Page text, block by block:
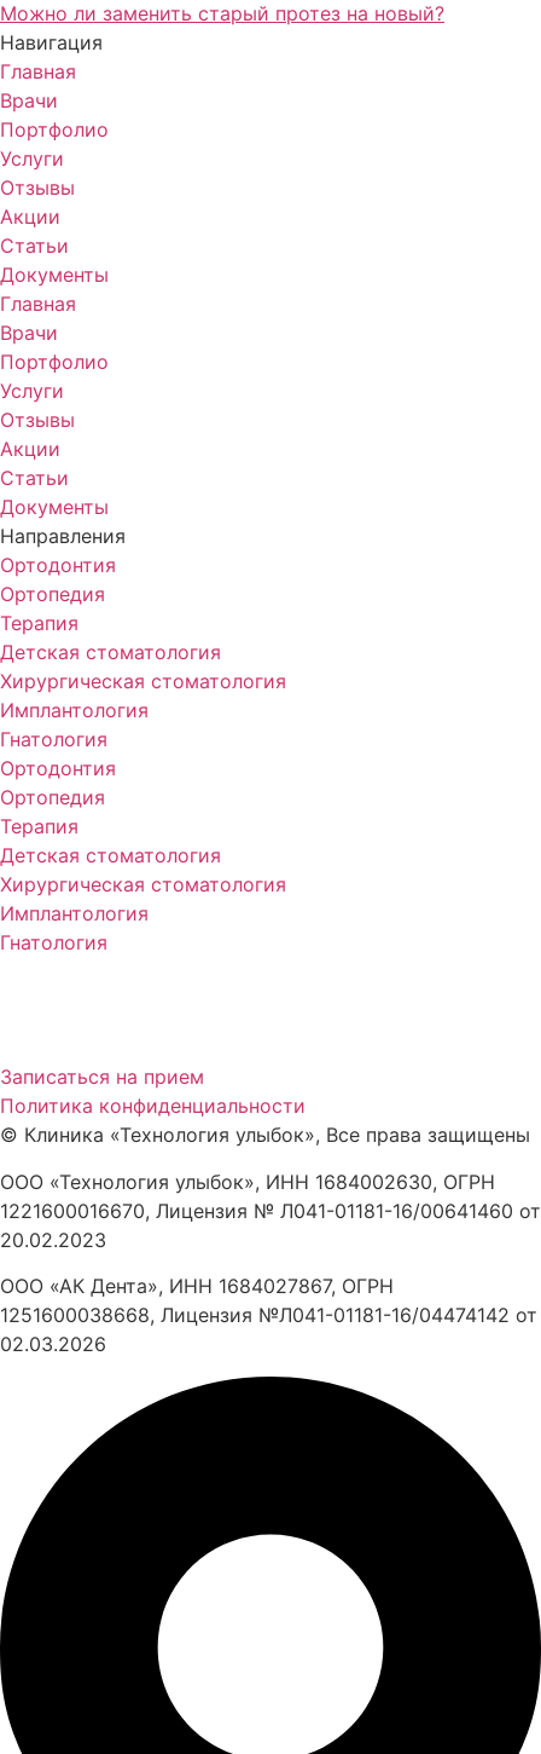
Можно ли заменить старый протез на новый?
Навигация
Главная
Врачи
Портфолио
Услуги
Отзывы
Акции
Статьи
Документы
Главная
Врачи
Портфолио
Услуги
Отзывы
Акции
Статьи
Документы
Направления
Ортодонтия
Ортопедия
Терапия
Детская стоматология
Хирургическая стоматология
Имплантология
Гнатология
Ортодонтия
Ортопедия
Терапия
Детская стоматология
Хирургическая стоматология
Имплантология
Гнатология
Записаться на прием
Политика конфиденциальности
© Клиника «Технология улыбок», Все права защищены
ООО «Технология улыбок», ИНН 1684002630, ОГРН
1221600016670, Лицензия № Л041-01181-16/00641460 от
20.02.2023
ООО «АК Дента», ИНН 1684027867, ОГРН
1251600038668, Лицензия №Л041-01181-16/04474142 от
02.03.2026